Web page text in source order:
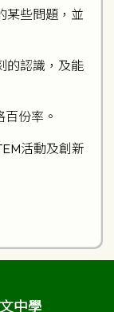
某些問題，並
的認識，及能
份率。
活動及創新
中學